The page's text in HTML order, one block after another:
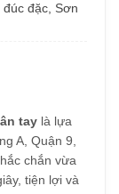
đặc, Sơn
tay là lựa
A, Quận 9,
chắn vừa
tiện lợi và